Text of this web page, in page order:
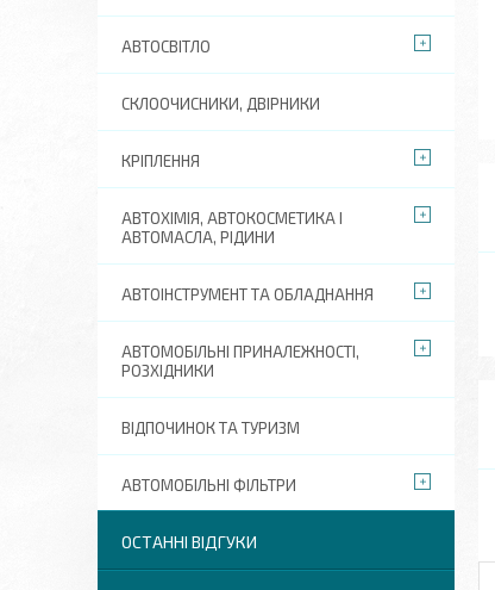
АВТОСВІТЛО
СКЛООЧИСНИКИ, ДВІРНИКИ
КРІПЛЕННЯ
АВТОХІМІЯ, АВТОКОСМЕТИКА І
АВТОМАСЛА, РІДИНИ
АВТОІНСТРУМЕНТ ТА ОБЛАДНАННЯ
АВТОМОБІЛЬНІ ПРИНАЛЕЖНОСТІ,
РОЗХІДНИКИ
ВІДПОЧИНОК ТА ТУРИЗМ
АВТОМОБІЛЬНІ ФІЛЬТРИ
ОСТАННІ ВІДГУКИ